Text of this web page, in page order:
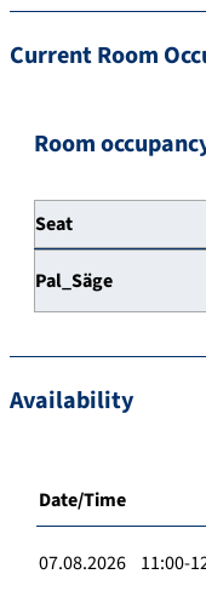
Current Room
Room
Seat
Pal_Säge
Availability
Date/Time
07.08.2026 11:00-